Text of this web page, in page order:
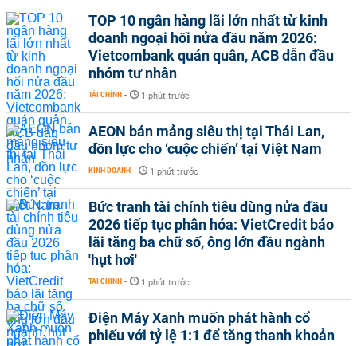
TOP 10 ngân hàng lãi lớn nhất từ kinh
doanh ngoại hối nửa đầu năm 2026:
Vietcombank quán quân, ACB dẫn đầu
nhóm tư nhân
TÀI CHÍNH - 1 phút trước
AEON bán mảng siêu thị tại Thái Lan,
dồn lực cho ‘cuộc chiến’ tại Việt Nam
KINH DOANH - 1 phút trước
Bức tranh tài chính tiêu dùng nửa đầu
2026 tiếp tục phân hóa: VietCredit báo
lãi tăng ba chữ số, ông lớn đầu ngành
'hụt hơi'
TÀI CHÍNH - 1 phút trước
Điện Máy Xanh muốn phát hành cổ
phiếu với tỷ lệ 1:1 để tăng thanh khoản